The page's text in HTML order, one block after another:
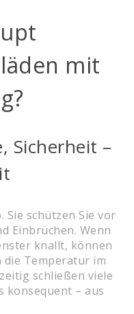
mit
Sicherheit –
Sie schützen Sie vor
Einbrüchen. Wenn
knallt, können
die Temperatur im
schließen viele
konsequent – aus